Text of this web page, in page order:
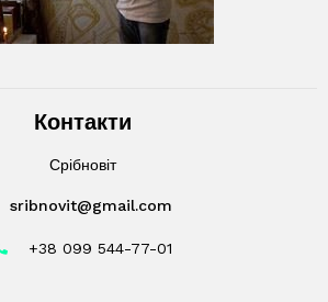
Контакти
Срібновіт
sribnovit@gmail.com
+38 099 544-77-01